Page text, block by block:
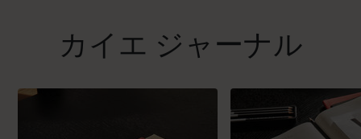
カイエ ジャーナル